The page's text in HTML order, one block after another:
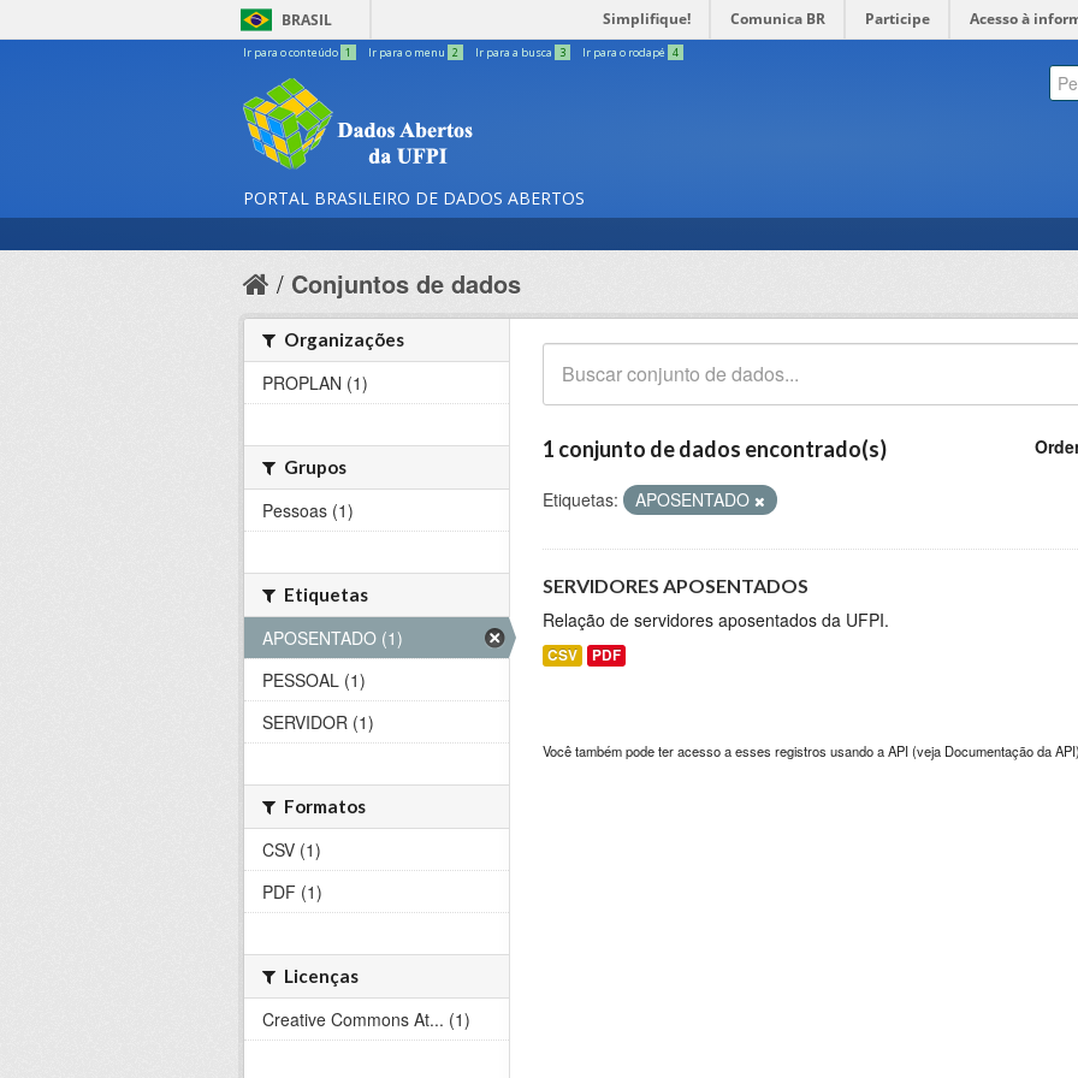
BRASIL Simplifique! Comunica BR Participe Acesso à
Ir para o conteúdo 1 Ir para o menu 2 Ir para a busca 3 Ir para o rodapé 4
PORTAL BRASILEIRO DE DADOS ABERTOS
Conjuntos de dados
1 conjunto de dados encontrado(s)
Etiquetas: APOSENTADO
SERVIDORES APOSENTADOS
Relação de servidores aposentados da UFPI.
CSV PDF
Você também pode ter acesso a esses registros usando aAPI(veja Documentação da API
Organizações
PROPLAN (1)
Grupos
Pessoas (1)
Etiquetas
APOSENTADO (1)
PESSOAL (1)
SERVIDOR (1)
Formatos
CSV (1)
PDF (1)
Licenças
Creative Commons At... (1)